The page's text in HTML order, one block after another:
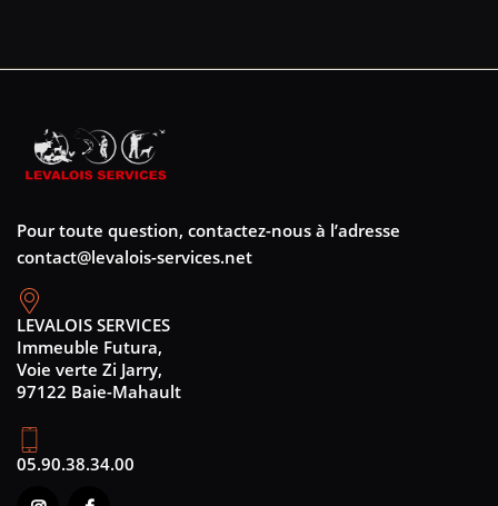
Pour toute question, contactez-nous à l’adresse
contact@levalois-services.net
LEVALOIS SERVICES
Immeuble Futura,
Voie verte Zi Jarry,
97122 Baie-Mahault
05.90.38.34.00